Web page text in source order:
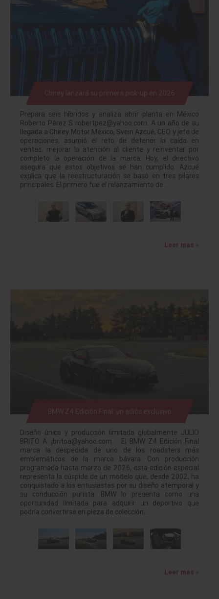
Chirey lanzará su primera pick-up en 2026
Prepara seis híbridos y analiza abrir planta en México
Roberto Pérez S robertpez@yahoo.com. A un año de su
llegada a Chirey Motor México, Svein Azcué, CEO y jefe de
operaciones, asumió el reto de detener la caída en
ventas, mejorar la atención al cliente y reinventar por
completo la operación de la marca. Hoy, el directivo
asegura que estos objetivos se han cumplido. Azcué
explica que la reestructuración se basó en tres pilares
principales. El primero fue el relanzamiento de…
Leer más »
BMW Z4 Edición Final: un adiós exclusivo
Diseño único y producción limitada globalmente JULIO
BRITO A. jbritoa@yahoo.com El BMW Z4 Edición Final
marca la despedida de uno de los roadsters más
emblemáticos de la marca bávara. Con producción
programada hasta marzo de 2026, esta edición especial
representa la cúspide de un modelo que, desde 2002, ha
conquistado a los entusiastas por su diseño atemporal y
su conducción purista. BMW lo presenta como una
oportunidad limitada para adquirir un deportivo que
podría convertirse en pieza de colección.…
Leer más »